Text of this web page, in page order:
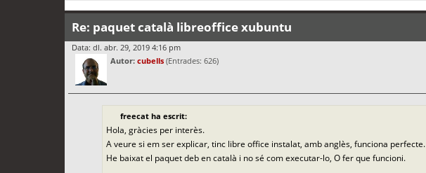
Re: paquet català libreoffice xubuntu
Data: dl. abr. 29, 2019 4:16 pm
Autor: cubells (Entrades: 626)
freecat ha escrit:
Hola, gràcies per interès.
A veure si em ser explicar, tinc libre office instalat, amb anglès, funciona perfecte.
He baixat el paquet deb en català i no sé com executar-lo, O fer que funcioni.